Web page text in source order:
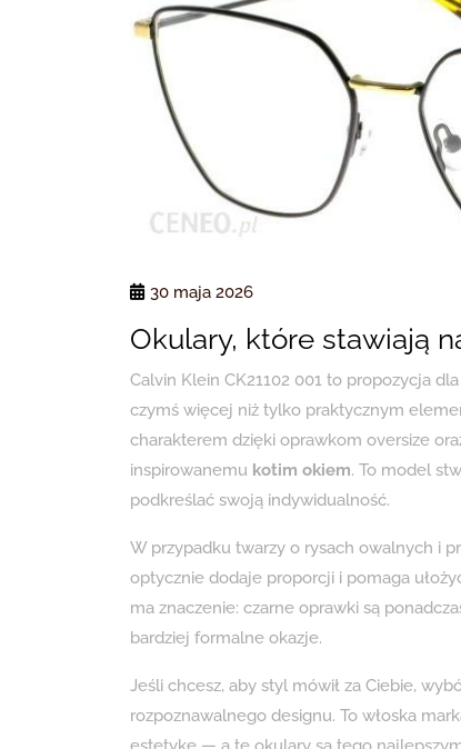
30 maja 2026
Okulary, które stawiają
Calvin Klein CK21102 001 to propozycja
czymś więcej niż tylko praktycznym
charakterem dzięki oprawkom oversize
inspirowanemu kotim okiem. To model
podkreślać swoją indywidualność.
W przypadku twarzy o rysach owalnych i
optycznie dodaje proporcji i pomaga
ma znaczenie: czarne oprawki są
bardziej formalne okazje.
Jeśli chcesz, aby styl mówił za Ciebie,
rozpoznawalnego designu. To włoska